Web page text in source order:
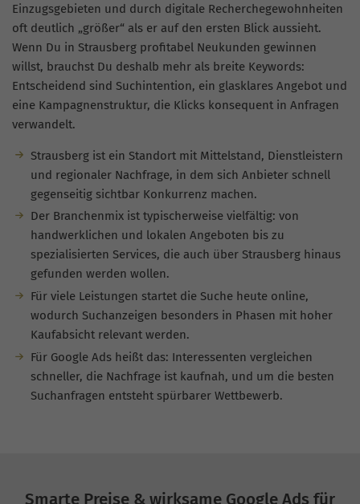
Einzugsgebieten und durch digitale Recherchegewohnheiten
oft deutlich „größer“ als er auf den ersten Blick aussieht.
Wenn Du in Strausberg profitabel Neukunden gewinnen
willst, brauchst Du deshalb mehr als breite Keywords:
Entscheidend sind Suchintention, ein glasklares Angebot und
eine Kampagnenstruktur, die Klicks konsequent in Anfragen
verwandelt.
Strausberg ist ein Standort mit Mittelstand, Dienstleistern
und regionaler Nachfrage, in dem sich Anbieter schnell
gegenseitig sichtbar Konkurrenz machen.
Der Branchenmix ist typischerweise vielfältig: von
handwerklichen und lokalen Angeboten bis zu
spezialisierten Services, die auch über Strausberg hinaus
gefunden werden wollen.
Für viele Leistungen startet die Suche heute online,
wodurch Suchanzeigen besonders in Phasen mit hoher
Kaufabsicht relevant werden.
Für Google Ads heißt das: Interessenten vergleichen
schneller, die Nachfrage ist kaufnah, und um die besten
Suchanfragen entsteht spürbarer Wettbewerb.
Smarte Preise & wirksame Google Ads für